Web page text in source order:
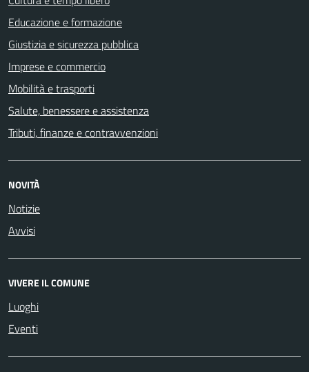
Educazione e formazione
Giustizia e sicurezza pubblica
Imprese e commercio
Mobilità e trasporti
Salute, benessere e assistenza
Tributi, finanze e contravvenzioni
NOVITÀ
Notizie
Avvisi
VIVERE IL COMUNE
Luoghi
Eventi